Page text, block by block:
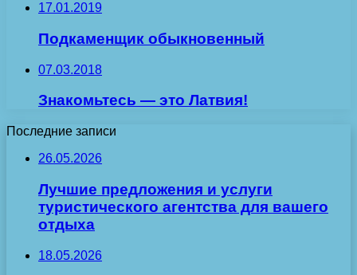
17.01.2019
Подкаменщик обыкновенный
07.03.2018
Знакомьтесь — это Латвия!
Последние записи
26.05.2026
Лучшие предложения и услуги
туристического агентства для вашего
отдыха
18.05.2026